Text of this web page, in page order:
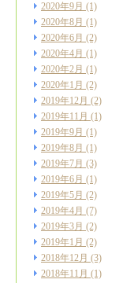
2020年9月 (1)
2020年8月 (1)
2020年6月 (2)
2020年4月 (1)
2020年2月 (1)
2020年1月 (2)
2019年12月 (2)
2019年11月 (1)
2019年9月 (1)
2019年8月 (1)
2019年7月 (3)
2019年6月 (1)
2019年5月 (2)
2019年4月 (7)
2019年3月 (2)
2019年1月 (2)
2018年12月 (3)
2018年11月 (1)